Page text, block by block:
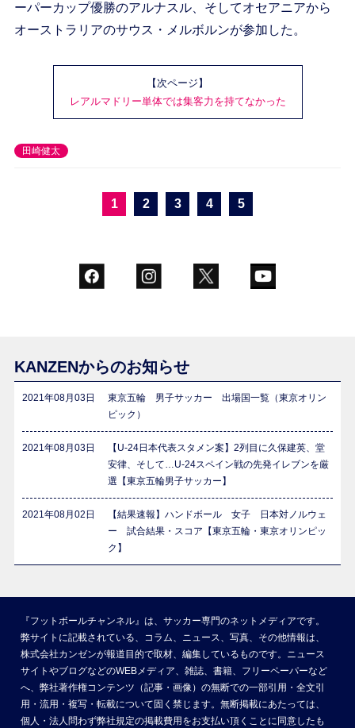
ーパーカップ優勝のアルナスル、そしてオセアニアから
オーストラリアのサウス・メルボルンが参加した。
【次ページ】
レアルマドリー単体では集客力を持てなかった
田崎健太
1 2 3 4 5
KANZENからのお知らせ
2021年08月03日
東京五輪 男子サッカー 出場国一覧（東京オリン
ピック）
2021年08月03日
【U-24日本代表スタメン案】2列目に久保建英、堂
安律、そして…U-24スペイン戦の先発イレブンを厳
選【東京五輪男子サッカー】
2021年08月02日
【結果速報】ハンドボール 女子 日本対ノルウェ
ー 試合結果・スコア【東京五輪・東京オリンピッ
ク】
『フットボールチャンネル』は、サッカー専門のネットメディアです。
弊サイトに記載されている、コラム、ニュース、写真、その他情報は、
株式会社カンゼンが報道目的で取材、編集しているものです。ニュース
サイトやブログなどのWEBメディア、雑誌、書籍、フリーペーパーなど
へ、弊社著作権コンテンツ（記事・画像）の無断での一部引用・全文引
用・流用・複写・転載について固く禁じます。無断掲載にあたっては、
個人・法人問わず弊社規定の掲載費用をお支払い頂くことに同意したも